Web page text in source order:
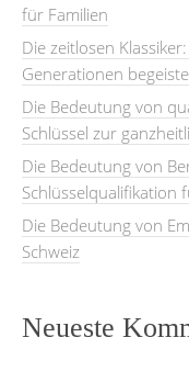
für Familien
Die zeitlosen
Generationen
Die Bedeutung von
Schlüssel zur
Die Bedeutung von
Die Bedeutung von
Schweiz
Neueste